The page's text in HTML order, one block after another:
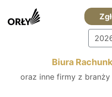
Biura
oraz inne firmy z branży